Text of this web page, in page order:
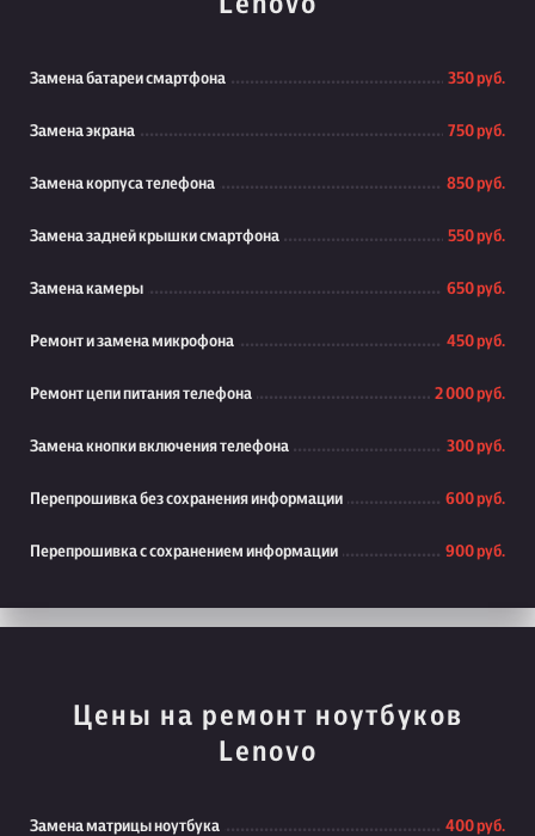
Замена батареи смартфона 350 руб.
Замена экрана 750 руб.
Замена корпуса телефона 850 руб.
Замена задней крышки смартфона 550 руб.
Замена камеры 650 руб.
Ремонт и замена микрофона 450 руб.
Ремонт цепи питания телефона 2 000 руб.
Замена кнопки включения телефона 300 руб.
Перепрошивка без сохранения информации 600 руб.
Перепрошивка с сохранением информации 900 руб.
Цены на ремонт ноутбуков
Lenovo
Замена матрицы ноутбука 400 руб.